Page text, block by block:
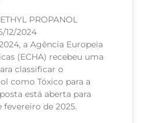
PROPANOL
12/2024
a Agência Europeia
(ECHA) recebeu uma
classificar o
como Tóxico para a
está aberta para
de 2025.